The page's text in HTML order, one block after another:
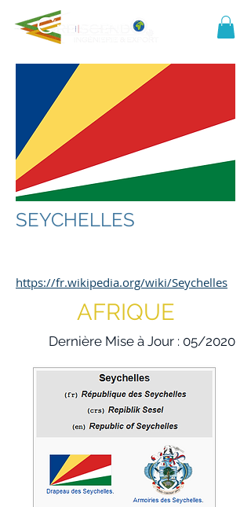
SEYCHELLES
https://fr.wikipedia.org/wiki/Seychelles
AFRIQUE
Dernière Mise à Jour : 05/2020